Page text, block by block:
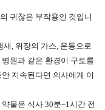
귀찮은 부작용인 것입니
, 위장의 가스, 운동으로
원과 같은 환경이 구토를
지속된다면 의사에게 이
물은 식사 30분~1시간 전